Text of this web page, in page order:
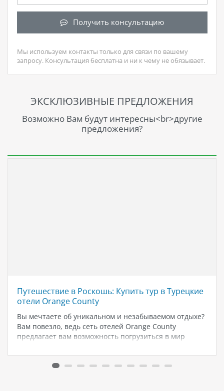
Получить консультацию
Мы используем контакты только для связи по вашему
запросу. Консультация бесплатна и ни к чему не обязывает.
ЭКСКЛЮЗИВНЫЕ ПРЕДЛОЖЕНИЯ
Возможно Вам будут интересны<br>другие
предложения?
Путешествие в Роскошь: Купить тур в Турецкие
отели Orange County
Вы мечтаете об уникальном и незабываемом отдыхе?
Вам повезло, ведь сеть отелей Orange County
предлагает вам возможность погрузиться в мир
уголков Турции. Турецкие отели Orange County - это
не просто место для…